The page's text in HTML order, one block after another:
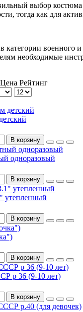
выбор
тогда как для
военного
необходимые
Цена Рейтинг
В корзину
одноразовый
В корзину
утепленный
В корзину
В корзину
р 36 (9-10 лет)
В корзину